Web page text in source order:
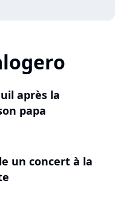
après la
papa
un concert à la